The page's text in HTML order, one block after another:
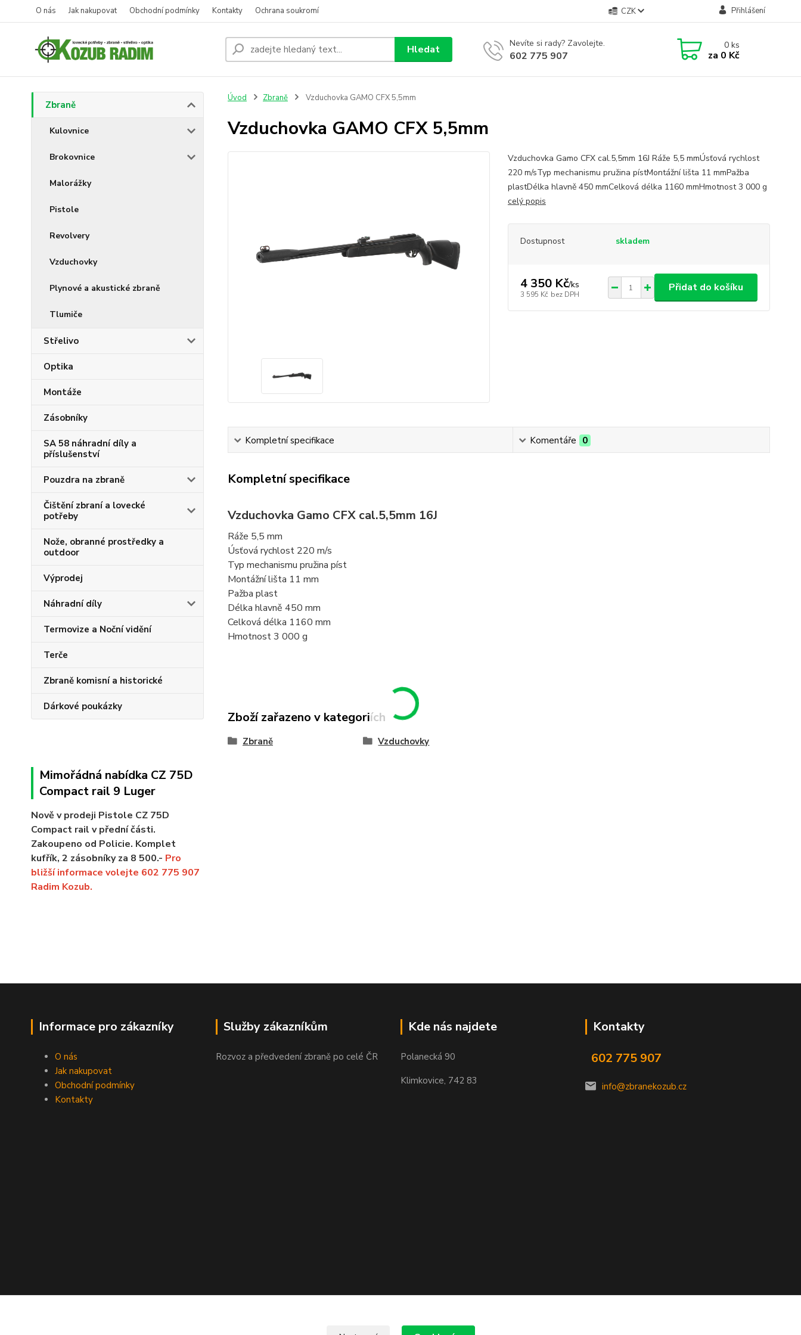
O nás Jak nakupovat Obchodní podmínky Kontakty Ochrana soukromí CZK Přihlášení
Hledat Nevíte si rady? Zavolejte.
602 775 907
0ks
za 0 Kč
Zbraně
Kulovnice
Brokovnice
Malorážky
Pistole
Revolvery
Vzduchovky
Plynové a akustické zbraně
Tlumiče
Střelivo
Optika
Montáže
Zásobníky
SA 58 náhradní díly a
příslušenství
Pouzdra na zbraně
Čištění zbraní a lovecké
potřeby
Nože, obranné prostředky a
outdoor
Výprodej
Náhradní díly
Termovize a Noční vidění
Terče
Zbraně komisní a historické
Dárkové poukázky
Mimořádná nabídka CZ 75D
Compact rail 9 Luger
Nově v prodeji Pistole CZ 75D
Compact rail v přední části.
Zakoupeno od Policie. Komplet
kufřík, 2 zásobníky za 8 500.- Pro
bližší informace volejte 602 775 907
Radim Kozub.
Úvod Zbraně Vzduchovka GAMO CFX 5,5mm
Vzduchovka GAMO CFX 5,5mm
Vzduchovka Gamo CFX cal.5,5mm 16J Ráže 5,5 mmÚsťová rychlost
220 m/sTyp mechanismu pružina pístMontážní lišta 11 mmPažba
plastDélka hlavně 450 mmCelková délka 1160 mmHmotnost 3 000 g
celý popis
Dostupnost skladem
4 350 Kč/ks
3 595 Kč bez DPH
Přidat do košíku
Kompletní specifikace Komentáře 0
Kompletní specifikace
Vzduchovka Gamo CFX cal.5,5mm 16J
Ráže 5,5 mm
Úsťová rychlost 220 m/s
Typ mechanismu pružina píst
Montážní lišta 11 mm
Pažba plast
Délka hlavně 450 mm
Celková délka 1160 mm
Hmotnost 3 000 g
Zboží zařazeno v kategoriích
Zbraně Vzduchovky
Informace pro zákazníky
O nás
Jak nakupovat
Obchodní podmínky
Kontakty
Služby zákazníkům
Rozvoz a předvedení zbraně po celé ČR
Kde nás najdete
Polanecká 90
Klimkovice, 742 83
Kontakty
602 775 907
info@zbranekozub.cz